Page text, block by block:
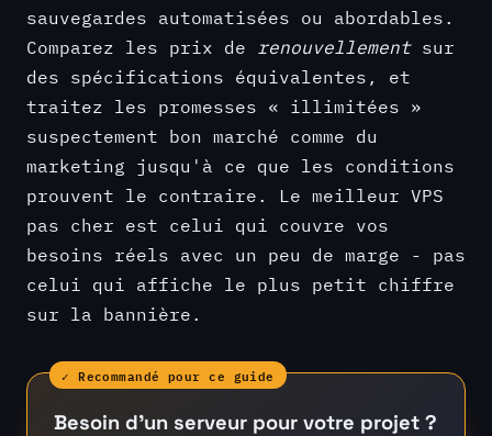
sauvegardes automatisées ou abordables.
Comparez les prix de renouvellementsur
des spécifications équivalentes, et
traitez les promesses « illimitées »
suspectement bon marché comme du
marketing jusqu'à ce que les conditions
prouvent le contraire. Le meilleur VPS
pas cher est celui qui couvre vos
besoins réels avec un peu de marge - pas
celui qui affiche le plus petit chiffre
sur la bannière.
✓ Recommandé pour ce guide
Besoin d’un serveur pour votre projet ?